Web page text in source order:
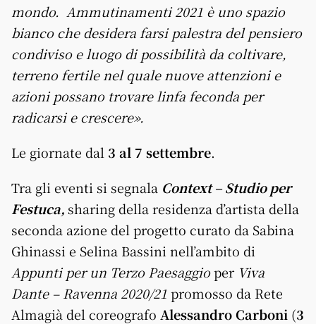
mondo. Ammutinamenti 2021 è uno spazio
bianco che desidera farsi palestra del pensiero
condiviso e luogo di possibilità da coltivare,
terreno fertile nel quale nuove attenzioni e
azioni possano trovare linfa feconda per
radicarsi e crescere».
Le giornate dal 3 al 7 settembre.
Tra gli eventi si segnala Context – Studio per
Festuca, sharing della residenza d’artista della
seconda azione del progetto curato da Sabina
Ghinassi e Selina Bassini nell’ambito di
Appunti per un Terzo Paesaggioper Viva
Dante – Ravenna 2020/21 promosso da Rete
Almagià del coreografo Alessandro Carboni (3